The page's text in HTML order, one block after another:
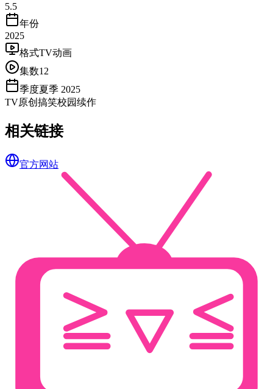
5.5
年份
2025
格式TV动画
集数12
季度夏季 2025
TV原创 搞笑校园续作
相关链接
官方网站